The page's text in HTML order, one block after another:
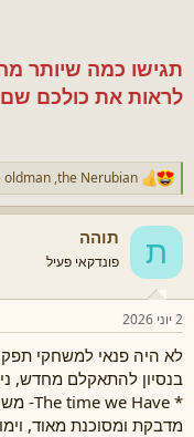
תגישו כמה שיותר
לראות את כולכם
ר
ג
ש
:
the Nerubian
,
oldman
ת תוהה
פונדקאי פעיל
2 יוני 2026
לא היה פנאי למשחקי
בנסיון להתאקלם מחדש, ניסיתי 2 משחקים לא מונחים